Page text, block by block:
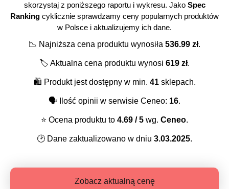
skorzystaj z poniższego raportu i wykresu. Jako Spec
Ranking cyklicznie sprawdzamy ceny popularnych produktów
w Polsce i aktualizujemy ich dane.
📉 Najniższa cena produktu wynosiła 536.99 zł.
🏷️ Aktualna cena produktu wynosi 619 zł.
🛍️ Produkt jest dostępny w min. 41sklepach.
🗣️ Ilość opinii w serwisie Ceneo: 16.
⭐️ Ocena produktu to 4.69 / 5 wg. Ceneo.
🕑 Dane zaktualizowano w dniu 3.03.2025.
Zobacz aktualną cenę